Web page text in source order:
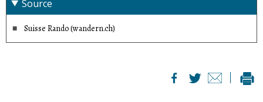
Source
Suisse Rando (wandern.ch)